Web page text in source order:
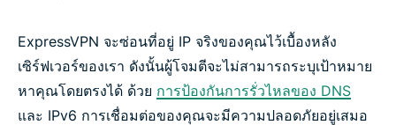
ExpressVPN จะซ่อนที่อยู่ IP จริงของคุณไว้เบื้องหลัง
เซิร์ฟเวอร์ของเรา ดังนั้นผู้โจมตีจะไม่สามารถระบุเป้าหมาย
หาคุณโดยตรงได้ ด้วย การป้องกันการรั่วไหลของ DNS
และ IPv6 การเชื่อมต่อของคุณจะมีความปลอดภัยอยู่เสมอ